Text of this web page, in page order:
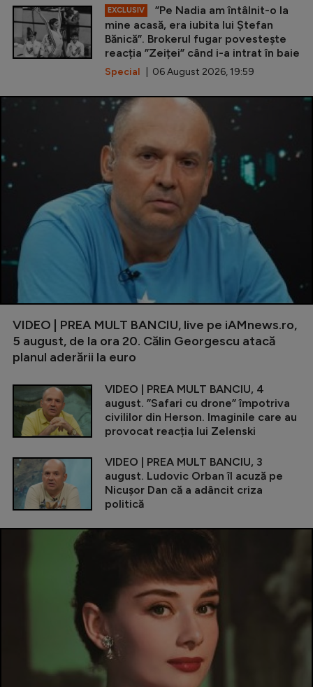
EXCLUSIV
”Pe Nadia am întâlnit-o la
mine acasă, era iubita lui Ștefan
Bănică”. Brokerul fugar povestește
reacția ”Zeiței” când i-a intrat în baie
Special | 06 August 2026, 19:59
VIDEO | PREA MULT BANCIU, live pe iAMnews.ro,
5 august, de la ora 20. Călin Georgescu atacă
planul aderării la euro
VIDEO | PREA MULT BANCIU, 4
august. ”Safari cu drone” împotriva
civililor din Herson. Imaginile care au
provocat reacția lui Zelenski
VIDEO | PREA MULT BANCIU, 3
august. Ludovic Orban îl acuză pe
Nicușor Dan că a adâncit criza
politică